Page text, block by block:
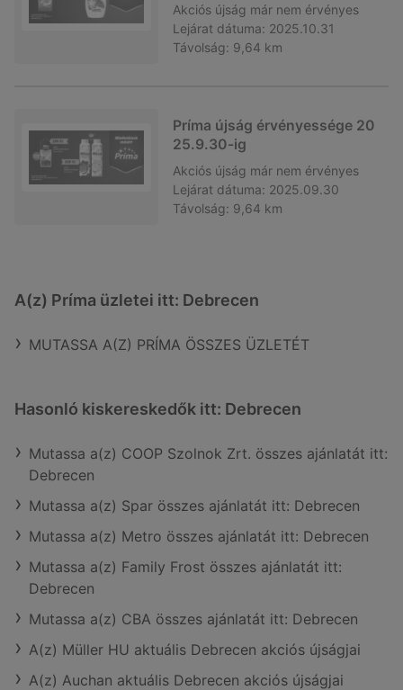
Akciós újság már nem érvényes
Lejárat dátuma: 2025.10.31
Távolság: 9,64 km
Príma újság érvényessége 20
25.9.30-ig
Akciós újság már nem érvényes
Lejárat dátuma: 2025.09.30
Távolság: 9,64 km
A(z) Príma üzletei itt: Debrecen
MUTASSA A(Z) PRÍMA ÖSSZES ÜZLETÉT
Hasonló kiskereskedők itt: Debrecen
Mutassa a(z) COOP Szolnok Zrt. összes ajánlatát itt:
Debrecen
Mutassa a(z) Spar összes ajánlatát itt: Debrecen
Mutassa a(z) Metro összes ajánlatát itt: Debrecen
Mutassa a(z) Family Frost összes ajánlatát itt:
Debrecen
Mutassa a(z) CBA összes ajánlatát itt: Debrecen
A(z) Müller HU aktuális Debrecen akciós újságjai
A(z) Auchan aktuális Debrecen akciós újságjai